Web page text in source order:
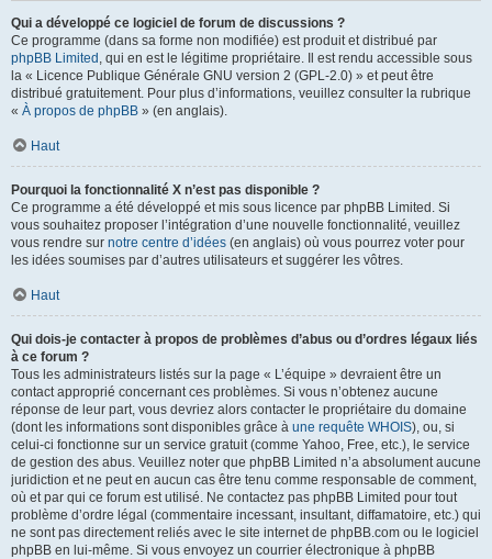
Qui a développé ce logiciel de forum de discussions ?
Ce programme (dans sa forme non modifiée) est produit et distribué par
phpBB Limited , qui en est le légitime propriétaire. Il est rendu accessible sous
la « Licence Publique Générale GNU version 2 (GPL-2.0) » et peut être
distribué gratuitement. Pour plus d’informations, veuillez consulter la rubrique
« À propos de phpBB » (en anglais).
Haut
Pourquoi la fonctionnalité X n’est pas disponible ?
Ce programme a été développé et mis sous licence par phpBB Limited. Si
vous souhaitez proposer l’intégration d’une nouvelle fonctionnalité, veuillez
vous rendre sur notre centre d’idées (en anglais) où vous pourrez voter pour
les idées soumises par d’autres utilisateurs et suggérer les vôtres.
Haut
Qui dois-je contacter à propos de problèmes d’abus ou d’ordres légaux liés
à ce forum ?
Tous les administrateurs listés sur la page « L’équipe » devraient être un
contact approprié concernant ces problèmes. Si vous n’obtenez aucune
réponse de leur part, vous devriez alors contacter le propriétaire du domaine
(dont les informations sont disponibles grâce à une requête WHOIS), ou, si
celui-ci fonctionne sur un service gratuit (comme Yahoo, Free, etc.), le service
de gestion des abus. Veuillez noter que phpBB Limited n’a absolument aucune
juridiction et ne peut en aucun cas être tenu comme responsable de comment,
où et par qui ce forum est utilisé. Ne contactez pas phpBB Limited pour tout
problème d’ordre légal (commentaire incessant, insultant, diffamatoire, etc.) qui
ne sont pas directement reliés avec le site internet de phpBB.com ou le logiciel
phpBB en lui-même. Si vous envoyez un courrier électronique à phpBB